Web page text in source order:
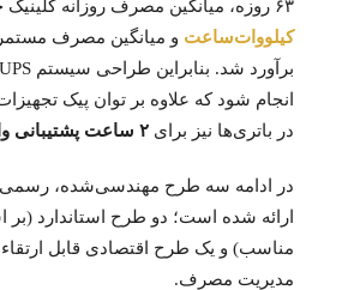
۶۳ روزه، میانگین مصرف روزانه کلینیک حدود
کیلووات‌ساعت و میانگین مصرف
انجام شود که علاوه بر توان پیک
در باتری‌ها نیز برای ۲ ساعت پشتیبانی واقعی
در ادامه سه طرح مهندسی‌شده، رسمی و
ارائه شده است؛ دو طرح استاندارد
مناسب) و یک طرح اقتصادی قابل ارتقاء
مدیریت مصرف.